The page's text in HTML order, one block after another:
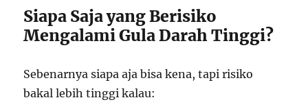
Siapa Saja yang Berisiko
Mengalami Gula Darah Tinggi?
Sebenarnya siapa aja bisa kena, tapi risiko
bakal lebih tinggi kalau: